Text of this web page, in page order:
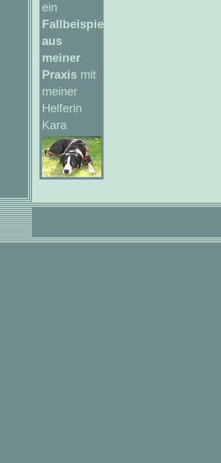
ein
Fallbeispiel
aus
meiner
Praxis mit
meiner
Helferin
Kara